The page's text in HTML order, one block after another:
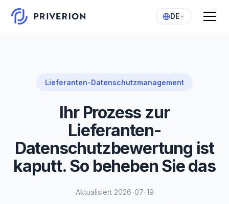
DE
Lieferanten-Datenschutzmanagement
Ihr Prozess zur
Lieferanten-
Datenschutzbewertung ist
kaputt. So beheben Sie das
Aktualisiert 2026-07-19